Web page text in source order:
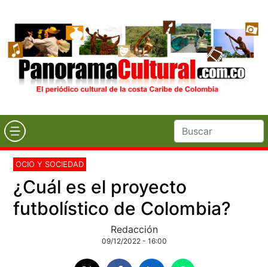
OCIO Y SOCIEDAD
¿Cuál es el proyecto
futbolístico de Colombia?
Redacción
09/12/2022 - 16:00